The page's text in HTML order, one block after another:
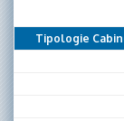
Tipologie